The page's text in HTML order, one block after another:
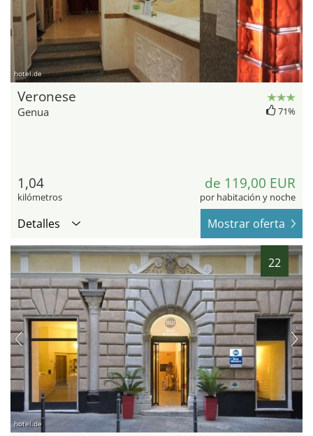
hotel.de
Veronese
Genua 71%
1,04
kilómetros
de 119,00 EUR
por habitación y noche
Detalles Mostrar oferta
22
hotel.de